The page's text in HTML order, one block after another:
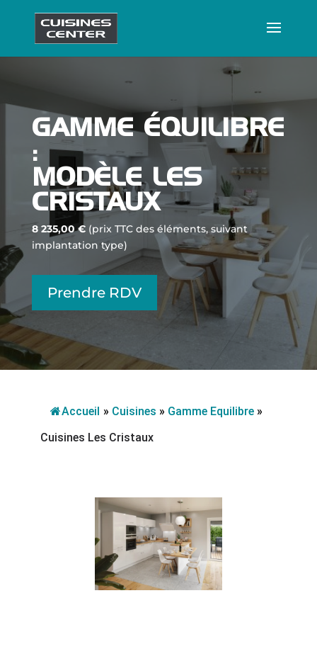
GAMME ÉQUILIBRE
:
MODÈLE LES
CRISTAUX
8 235,00 €(prix TTC des éléments, suivant
implantation type)
Prendre RDV
Accueil » Cuisines » Gamme Equilibre »
Cuisines Les Cristaux